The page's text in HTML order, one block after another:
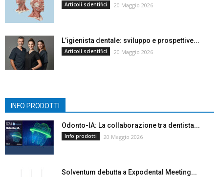
Articoli scientifici 20 Maggio 2026
L’igienista dentale: sviluppo e prospettive...
Articoli scientifici 20 Maggio 2026
INFO PRODOTTI
Odonto-IA: La collaborazione tra dentista...
Info prodotti 20 Maggio 2026
Solventum debutta a Expodental Meeting...